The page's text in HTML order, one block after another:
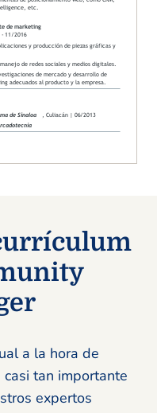
a la hora de
tan importante
expertos